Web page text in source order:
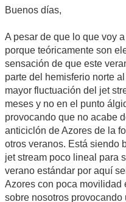
Buenos días,
A pesar de que lo que voy
porque teóricamente son
sensación de que este
parte del hemisferio norte
mayor fluctuación del jet
meses y no en el punto
provocando que no acabe
anticiclón de Azores de la
otros veranos. Está siendo
jet stream poco lineal para
verano estándar por aquí
Azores con poca movilidad
sobre nosotros